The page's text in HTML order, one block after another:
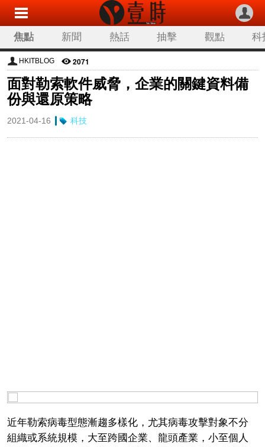
焦點 新聞 熱話 抽擊 觀點 科
HKITBLOG 2071
面對勒索軟件威脅，企業的關鍵資料備
份與還原策略
2021-04-16 科技
近年勒索病毒型態漸趨多樣化，尤其病毒攻擊對象不分
組織或系統規模，大至跨國企業、龍頭產業，小至個人